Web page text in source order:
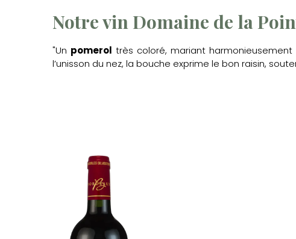
Notre vin Domaine de la
"Un pomerol très coloré, mariant
l’unisson du nez, la bouche exprime le bon raisin,